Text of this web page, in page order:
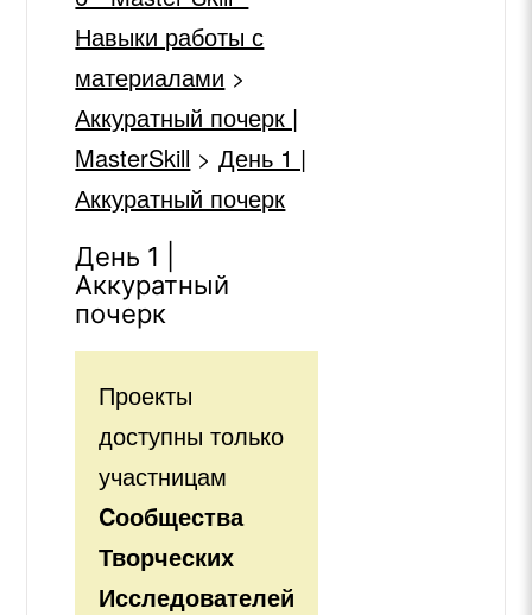
Навыки работы с
материалами >
Аккуратный почерк |
MasterSkill >День 1 |
Аккуратный почерк
День 1 |
Аккуратный
почерк
Проекты
доступны только
участницам
Cообщества
Творческих
Исследователей